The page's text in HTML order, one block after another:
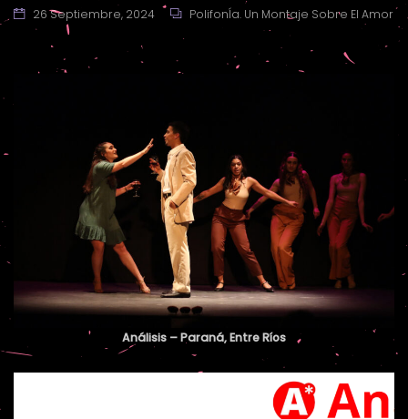
26 Septiembre, 2024 PolifonÍa. Un Montaje Sobre El Amor
Análisis – Paraná, Entre Ríos